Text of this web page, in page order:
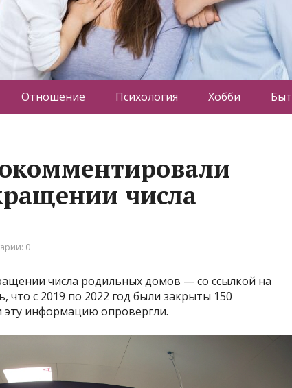
Отношение Психология Хобби Быт
числа
0
числа родильных домов — со ссылкой на
что с 2019 по 2022 год были закрыты 150
информацию опровергли.